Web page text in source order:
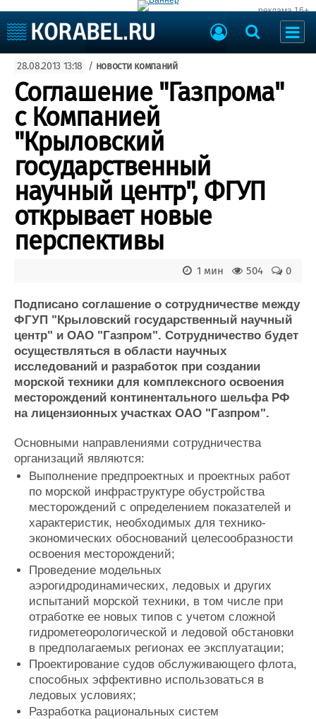
реклама 16+
Судоходство
Судоремонт
События
Пресс-релизы
Порты
Рыболовство
ВМФ
Образование
Яхты и катера
Еще
Судостроение
Пульс
Новости
Крюинг
Журнал
Реклама
Торговая площадка
Доска объявлений
Продажа флота
Услуги
Конференции
Выставки и семинары
Личности
Словарь
Флот
Галерея флота
Отзывы
28.08.2013 13:18 / новости компаний
Соглашение "Газпрома"
с Компанией
"Крыловский
государственный
научный центр", ФГУП
открывает новые
перспективы
0
504
1 мин
Подписано соглашение о сотрудничестве между
ФГУП "Крыловский государственный научный
центр" и ОАО "Газпром". Сотрудничество будет
осуществляться в области научных
исследований и разработок при создании
морской техники для комплексного освоения
месторождений континентального шельфа РФ
на лицензионных участках ОАО "Газпром".
Основными направлениями сотрудничества
организаций являются:
Выполнение предпроектных и проектных работ
по морской инфраструктуре обустройства
месторождений с определением показателей и
характеристик, необходимых для технико-
экономических обоснований целесообразности
освоения месторождений;
Проведение модельных
аэрогидродинамических, ледовых и других
испытаний морской техники, в том числе при
отработке ее новых типов с учетом сложной
гидрометеорологической и ледовой обстановки
в предполагаемых регионах ее эксплуатации;
Проектирование судов обслуживающего флота,
способных эффективно использоваться в
ледовых условиях;
Разработка рациональных систем